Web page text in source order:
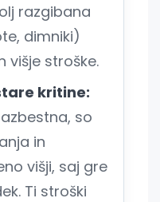
razgibana
dimniki)
višje stroške.
kritine:
so
in
višji, saj gre
Ti stroški